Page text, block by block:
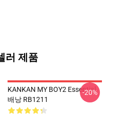
러 제품
KANKAN MY BOY2 Essential
배낭 RB1211
-20%